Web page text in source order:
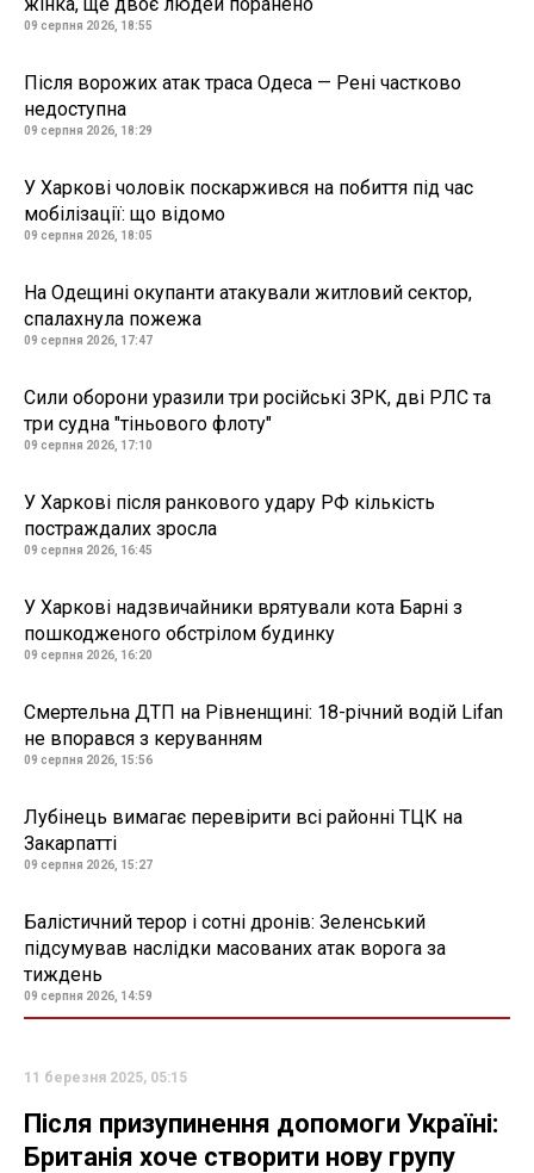
09 серпня 2026, 18:55
Після ворожих атак траса Одеса — Рені частково
недоступна
09 серпня 2026, 18:29
У Харкові чоловік поскаржився на побиття під час
мобілізації: що відомо
09 серпня 2026, 18:05
На Одещині окупанти атакували житловий сектор,
спалахнула пожежа
09 серпня 2026, 17:47
Сили оборони уразили три російські ЗРК, дві РЛС та
три судна "тіньового флоту"
09 серпня 2026, 17:10
У Харкові після ранкового удару РФ кількість
постраждалих зросла
09 серпня 2026, 16:45
У Харкові надзвичайники врятували кота Барні з
пошкодженого обстрілом будинку
09 серпня 2026, 16:20
Смертельна ДТП на Рівненщині: 18-річний водій Lifan
не впорався з керуванням
09 серпня 2026, 15:56
Лубінець вимагає перевірити всі районні ТЦК на
Закарпатті
09 серпня 2026, 15:27
Балістичний терор і сотні дронів: Зеленський
підсумував наслідки масованих атак ворога за
тиждень
09 серпня 2026, 14:59
11 березня 2025, 05:15
Після призупинення допомоги Україні:
Британія хоче створити нову групу